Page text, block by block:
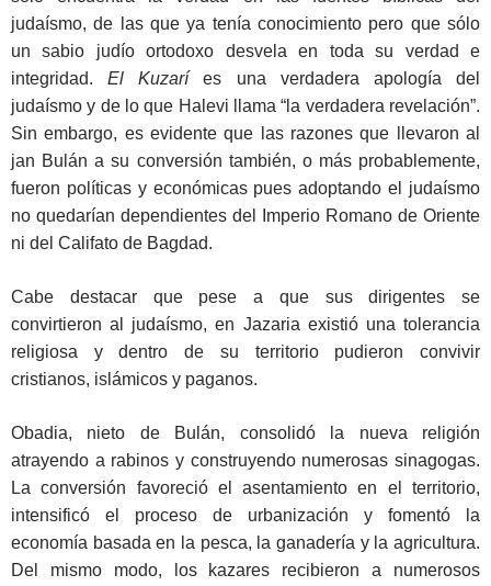
judaísmo, de las que ya tenía conocimiento pero que sólo
un sabio judío ortodoxo desvela en toda su verdad e
integridad.El Kuzaríes una verdadera apología del
judaísmo y de lo que Halevi llama “la verdadera revelación”.
Sin embargo, es evidente que las razones que llevaron al
jan Bulán a su conversión también, o más probablemente,
fueron políticas y económicas pues adoptando el judaísmo
no quedarían dependientes del Imperio Romano de Oriente
ni del Califato de Bagdad.
Cabe destacar que pese a que sus dirigentes se
convirtieron al judaísmo, en Jazaria existió una tolerancia
religiosa y dentro de su territorio pudieron convivir
cristianos, islámicos y paganos.
Obadia, nieto de Bulán, consolidó la nueva religión
atrayendo a rabinos y construyendo numerosas sinagogas.
La conversión favoreció el asentamiento en el territorio,
intensificó el proceso de urbanización y fomentó la
economía basada en la pesca, la ganadería y la agricultura.
Del mismo modo, los kazares recibieron a numerosos